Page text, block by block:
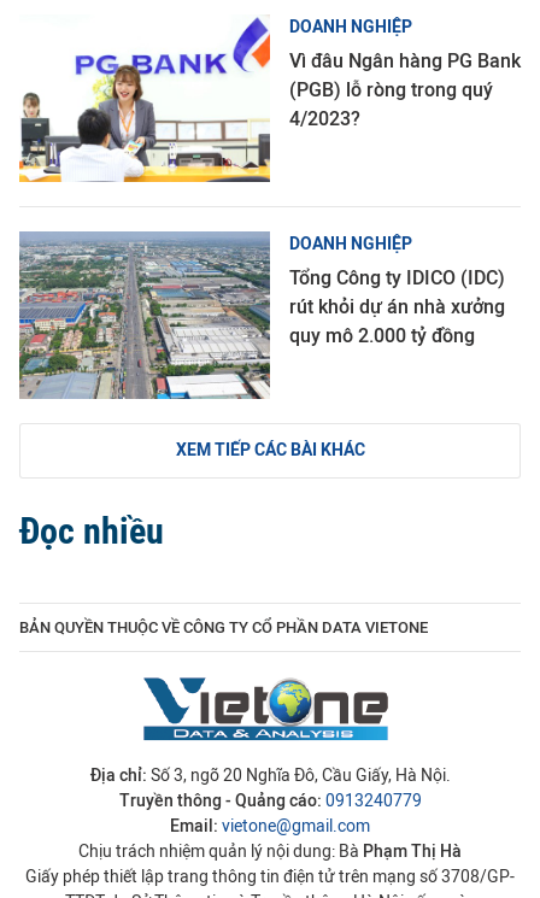
DOANH NGHIỆP
Vì đâu Ngân hàng PG Bank
(PGB) lỗ ròng trong quý
4/2023?
DOANH NGHIỆP
Tổng Công ty IDICO (IDC)
rút khỏi dự án nhà xưởng
quy mô 2.000 tỷ đồng
XEM TIẾP CÁC BÀI KHÁC
Đọc nhiều
BẢN QUYỀN THUỘC VỀ CÔNG TY CỔ PHẦN DATA VIETONE
Địa chỉ: Số 3, ngõ 20 Nghĩa Đô, Cầu Giấy, Hà Nội.
Truyền thông - Quảng cáo: 0913240779
Email: vietone@gmail.com
Chịu trách nhiệm quản lý nội dung: Bà Phạm Thị Hà
Giấy phép thiết lập trang thông tin điện tử trên mạng số 3708/GP-